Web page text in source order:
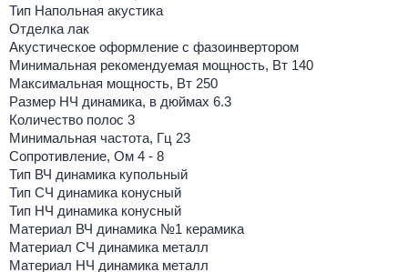
Тип Напольная акустика
Отделка лак
Акустическое оформление с фазоинвертором
Минимальная рекомендуемая мощность, Вт 140
Максимальная мощность, Вт 250
Размер НЧ динамика, в дюймах 6.3
Количество полос 3
Минимальная частота, Гц 23
Сопротивление, Ом 4 - 8
Тип ВЧ динамика купольный
Тип СЧ динамика конусный
Тип НЧ динамика конусный
Материал ВЧ динамика №1 керамика
Материал СЧ динамика металл
Материал НЧ динамика металл